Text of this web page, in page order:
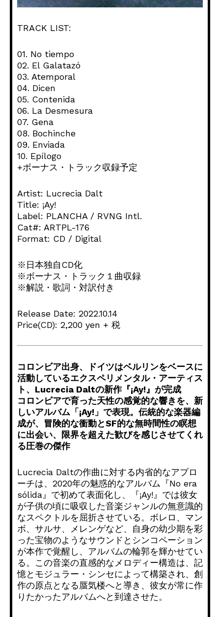
TRACK LIST:
01. No tiempo
02. El Galatazó
03. Atemporal
04. Dicen
05. Contenida
06. La Desmesura
07. Gena
08. Bochinche
09. Enviada
10. Epílogo
+ボーナス・トラック収録予定
Artist: Lucrecia Dalt
Title: ¡Ay!
Label: PLANCHA / RVNG Intl.
Cat#: ARTPL-176
Format: CD / Digital
※日本独自CD化
※ボーナス・トラック１曲収録
※解説・歌詞・対訳付き
Release Date: 2022.10.14
Price(CD): 2,200 yen + 税
コロンビア出身、
ドイツはベルリンをベースに
活動しているエクスペリメンタル・ アーティス
ト、Lucrecia Daltの新作『¡Ay!』が完成
コロンビアで育った天性の感覚的な響きを、新
しいアルバム「¡Ay!」で表現。伝統的な楽器編
成が、 冒険的な衝動とSF的な無時間性の瞑想
に出会い、
限界を超えた歓びを感じさせてくれ
る圧巻の傑作
Lucrecia Daltの作曲に対する内省的なアプロ
ーチは、 2020年の魅惑的なアルバム『No era
sólida』で初めて表面化し、『¡Ay!』 では彼女
が子供の頃に吸収した音楽ジャンルの無意識的
なスペクト ルを屈折させている。ボレロ、マン
ボ、サルサ、メレンゲなど、 自身の幼少期を彩
った宝物のようなサウンドとシンコペーション
が本作で覚醒し、アルバムの輪郭を輝かせてい
る。 この音楽の直感的なメロディー構造は、記
憶とモジュラー・ シンセによって構築され、創
作の原点となる蜃気楼へと導き、 彼女が常に作
りたかったアルバムへと到達させた。